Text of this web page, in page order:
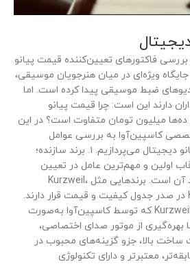
فاکتورهای تعیین‌کننده قیمت پیانو
ویژه‌ای در میان هنرجویان موسیقی،
ضبط موسیقی پیدا کرده است. اما
دارند این است: چرا قیمت پیانو
ده‌ها میلیون تومان متفاوت است؟ در این
کاسپین‌آوا به بررسی عوامل
تعیین‌کننده قیمت روز پیانو دیجیتال می‌پردازیم. ۱. برند سازنده؛
اولین و مهم‌ترین عامل در تعیین
قیمت پیانو دیجیتال، برند آن است. برندهایی مثل Kurzweil،
Yamaha، Roland، و Korg در صدر جدول کیفیت و قیمت قرار دارند.
برای مثال، برند آمریکایی Kurzweil که توسط کاسپین‌آوا به‌صورت
از موتور صدای اختصاصی،
بالا، جزو گزینه‌های محبوب در
معتبرتر و دارای تکنولوژی